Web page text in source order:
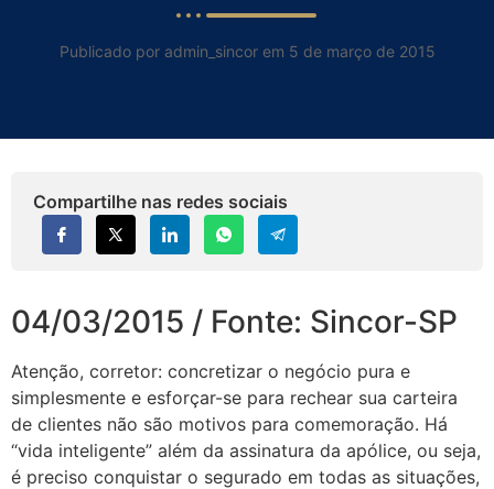
Publicado por admin_sincor em 5 de março de 2015
Compartilhe nas redes sociais
04/03/2015 / Fonte: Sincor-SP
Atenção, corretor: concretizar o negócio pura e
simplesmente e esforçar-se para rechear sua carteira
de clientes não são motivos para comemoração. Há
“vida inteligente” além da assinatura da apólice, ou seja,
é preciso conquistar o segurado em todas as situações,